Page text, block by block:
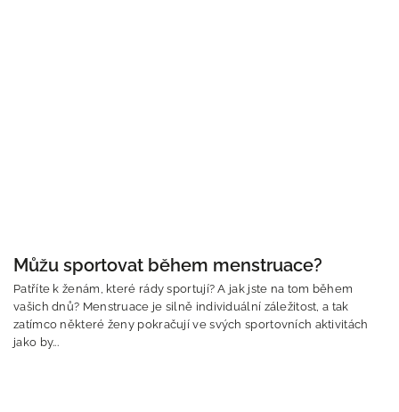
Můžu sportovat během menstruace?
Patříte k ženám, které rády sportují? A jak jste na tom během
vašich dnů? Menstruace je silně individuální záležitost, a tak
zatímco některé ženy pokračují ve svých sportovních aktivitách
jako by...